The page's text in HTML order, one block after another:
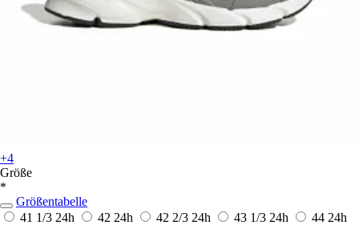
+4
Größe
*
Größentabelle
41 1/3 24h 42 24h 42 2/3 24h 43 1/3 24h 44 24h